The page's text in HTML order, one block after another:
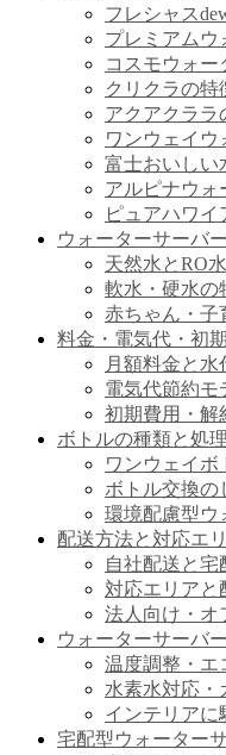
フレシャス
プレミアムウ
コスモウォー
クリクラの特
アクアクララ
ワンウェイウ
富士おいしい
アルピナウォ
ピュアハワイ
ウォーターサーバ
天然水とRO
軟水・硬水の
赤ちゃん・子
料金・電気代・初
月額料金と水
電気代節約モ
初期費用・解
ボトルの種類と処
ワンウェイボ
ボトル交換の
環境配慮型ウ
配送方法と対応エ
自社配送と宅
対応エリアと
法人向け・オ
ウォーターサーバ
温度調整・エ
水素水対応・
インテリアに
宅配型ウォーター